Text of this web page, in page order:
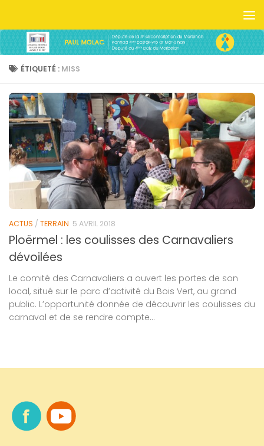
ÉTIQUETÉ : MISS
ACTUS / TERRAIN 5 AVRIL 2018
Ploërmel : les coulisses des Carnavaliers
dévoilées
Le comité des Carnavaliers a ouvert les portes de son
local, situé sur le parc d’activité du Bois Vert, au grand
public. L’opportunité donnée de découvrir les coulisses du
carnaval et de se rendre compte...